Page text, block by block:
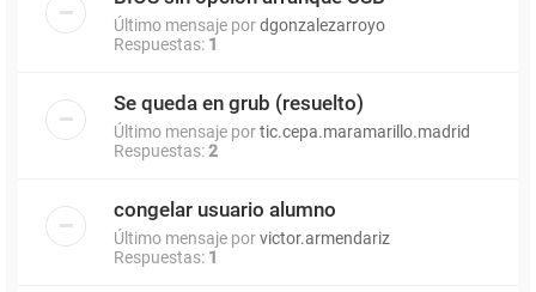
Último mensaje pordgonzalezarroyo
Respuestas: 1
Se queda en grub (resuelto)
Último mensaje portic.cepa.maramarillo.madrid
Respuestas:2
congelar usuario alumno
Último mensaje porvictor.armendariz
Respuestas: 1